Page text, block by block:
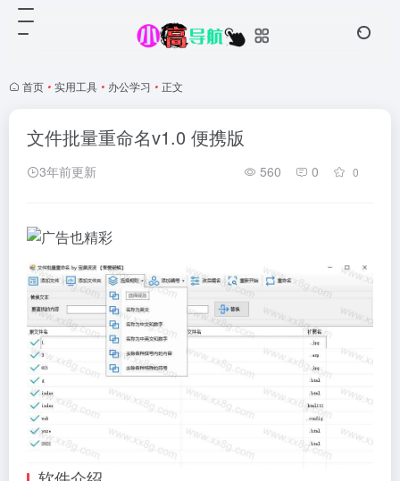
首页 • 实用工具 • 办公学习 • 正文
文件批量重命名v1.0 便携版
3年前更新 560 0 0